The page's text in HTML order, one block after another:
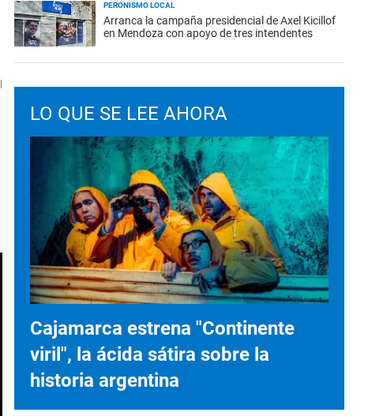
PERONISMO LOCAL
Arranca la campaña presidencial de Axel Kicillof
en Mendoza con apoyo de tres intendentes
LO QUE SE LEE AHORA
Cajamarca estrena "Continente
viril", la ácida sátira sobre la
historia argentina